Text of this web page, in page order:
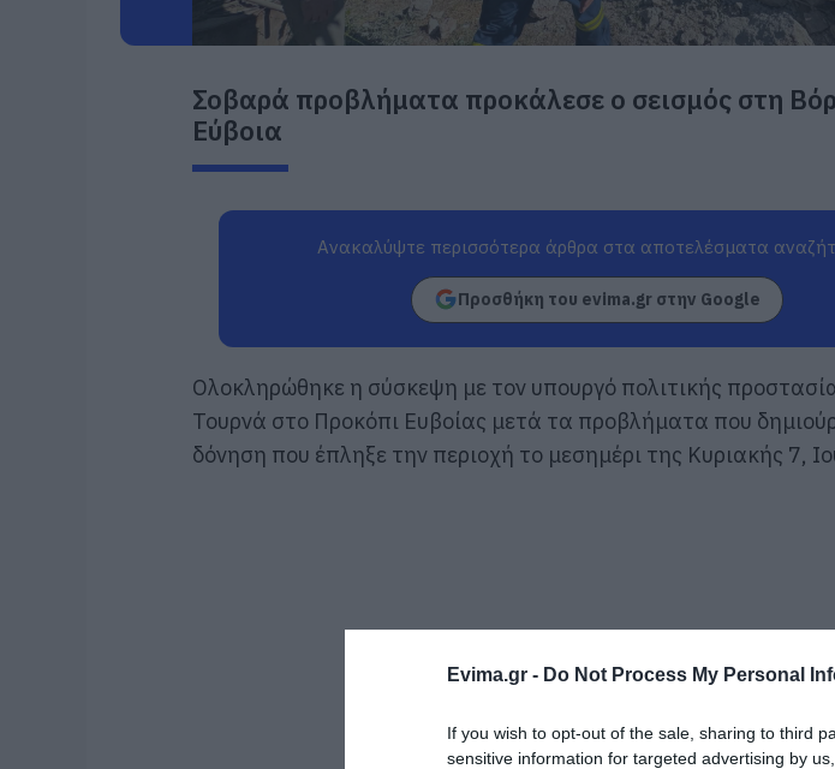
Evima.gr - Do Not Process My Personal
If you wish to opt-out of the sale, sharing to third
sensitive information for targeted advertising by
Σοβαρά προβλήματα προκάλεσε ο σεισμός στη
Εύβοια
Ανακαλύψτε περισσότερα άρθρα στα αποτελέσματα
Προσθήκη του evima.gr στην Google
Ολοκληρώθηκε η σύσκεψη με τον υπουργό πολιτικής
Τουρνά στο Προκόπι Ευβοίας μετά τα προβλήματα που
δόνηση που έπληξε την περιοχή το μεσημέρι της Κυριακής 7,